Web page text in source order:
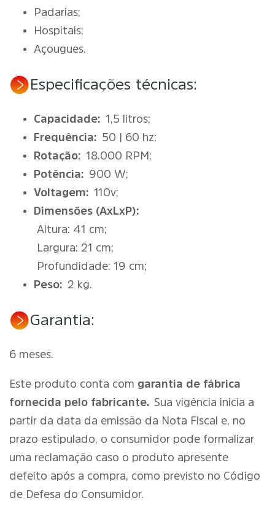
Padarias;
Hospitais;
Açougues.
Especificações técnicas:
Capacidade: 1,5 litros;
Frequência: 50 | 60 hz;
Rotação: 18.000 RPM;
Potência: 900 W;
Voltagem: 110v;
Dimensões (AxLxP):
Altura: 41 cm;
Largura: 21 cm;
Profundidade: 19 cm;
Peso: 2 kg.
Garantia:
6 meses.
Este produto conta com garantia de fábrica
fornecida pelo fabricante. Sua vigência inicia a
partir da data da emissão da Nota Fiscal e, no
prazo estipulado, o consumidor pode formalizar
uma reclamação caso o produto apresente
defeito após a compra, como previsto no Código
de Defesa do Consumidor.